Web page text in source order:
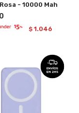
- 10000 Mah
$ 1.046